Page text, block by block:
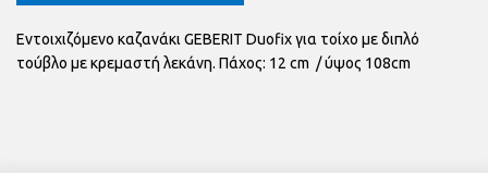
Εντοιχιζόμενο καζανάκι GEBERIT Duofix για τοίχο με διπλό
τούβλο με κρεμαστή λεκάνη. Πάχος: 12 cm / ύψος 108cm